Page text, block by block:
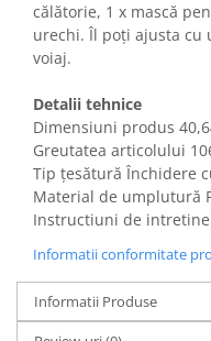
Incaltaminte barbati
Incaltaminte femei
Ochelari de soare
Ochelari de vedere
Gaming, Carti & Birotica
Birotica & Papetarie
Console, Jocuri & Accesorii
Ingrijire personala &
Accesorii aparate de ras
Accesorii aparate hair
Aparate & Accesorii
personala
călătorie, 1 x mască
urechi. Îl poți ajusta cu
voiaj.
Detalii tehnice
Dimensiuni produs
Greutatea articolului
Tip țesătură Închidere
Material de umplutură
Instructiuni de
Informatii conformitate
Informatii Produse